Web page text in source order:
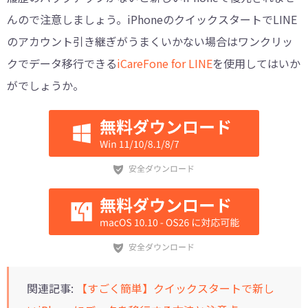
んので注意しましょう。iPhoneのクイックスタートでLINE
のアカウント引き継ぎがうまくいかない場合はワンクリッ
クでデータ移行できるiCareFone for LINEを使用してはいか
がでしょうか。
関連記事:
【すごく簡単】クイックスタートで新し